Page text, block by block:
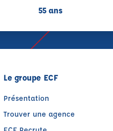
55 ans
Le groupe ECF
Présentation
Trouver une agence